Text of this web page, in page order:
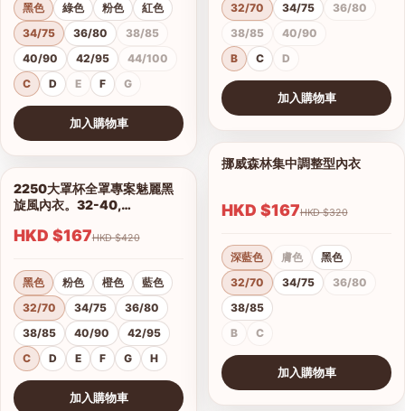
黑色 綠色 粉色
紅色
34/75
36/80
38/85
40/90
42/95
44/100
C
D E F G
加入購物車
1/14
查看圖片
2250大罩杯全罩專案魅麗黑
旋風內衣。32-40,
HKD $167 HKD $420
黑色 粉色 橙色
藍色
32/70
34/75
36/80
38/85
40/90
42/95
C
D E F G H
加入購物車
32/70
34/75
36/80
38/85
40/90
B
C D
加入購物車
查看圖片
挪威森林集中調整型內衣
HKD $167 HKD $320
深藍色 膚色
黑色
32/70
34/75
36/80
38/85
B
C
加入購物車
查看圖片